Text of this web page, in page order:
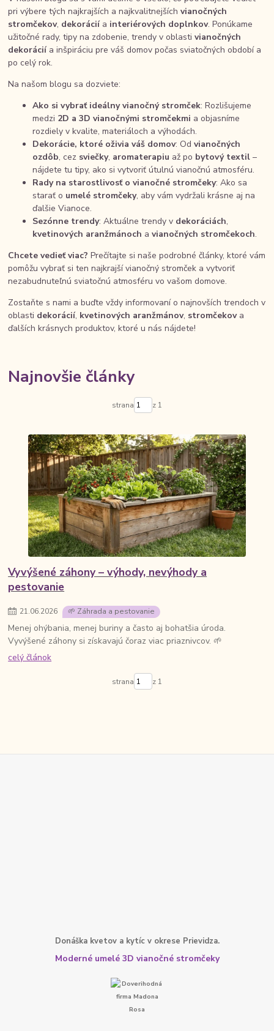
pri výbere tých najkrajších a najkvalitnejšíchvianočných
stromčekov, dekoráciía interiérových doplnkov. Ponúkame
užitočné rady, tipy na zdobenie, trendy v oblastivianočných
dekoráciía inšpiráciu pre váš domov počas sviatočných období a
po celý rok.
Na našom blogu sa dozviete:
Ako si vybrať ideálny vianočný stromček: Rozlišujeme
medzi 2D a 3D vianočnými stromčekmi a objasníme
rozdiely v kvalite, materiáloch a výhodách.
Dekorácie, ktoré oživia váš domov: Odvianočných
ozdôb, cez sviečky, aromaterapiu až po bytový textil –
nájdete tu tipy, ako si vytvoriť útulnú vianočnú atmosféru.
Rady na starostlivosť o vianočné stromčeky: Ako sa
starať o umelé stromčeky, aby vám vydržali krásne aj na
ďalšie Vianoce.
Sezónne trendy: Aktuálne trendy v dekoráciách,
kvetinových aranžmánoch avianočných stromčekoch.
Chcete vedieť viac? Prečítajte si naše podrobné články, ktoré vám
pomôžu vybrať si ten najkrajší vianočný stromček a vytvoriť
nezabudnuteľnú sviatočnú atmosféru vo vašom domove.
Zostaňte s nami a buďte vždy informovaní o najnovších trendoch v
oblasti dekorácií, kvetinových aranžmánov, stromčekova
ďalších krásnych produktov, ktoré u nás nájdete!
Najnovšie články
strana z 1
Vyvýšené záhony – výhody, nevýhody a
pestovanie
21.06.2026 🌱 Záhrada a pestovanie
Menej ohýbania, menej buriny a často aj bohatšia úroda.
Vyvýšené záhony si získavajú čoraz viac priaznivcov. 🌱
celý článok
strana z 1
Donáška kvetov a kytíc v okrese Prievidza.
Moderné umelé 3D vianočné stromčeky